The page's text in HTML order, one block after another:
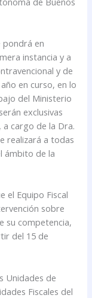
pondrá en
instancia y a
y de
en curso, en lo
del Ministerio
exclusivas
a cargo de la Dra.
realizará a todas
ámbito de la
el Equipo Fiscal
sobre
su competencia,
del 15 de
Unidades de
Fiscales del